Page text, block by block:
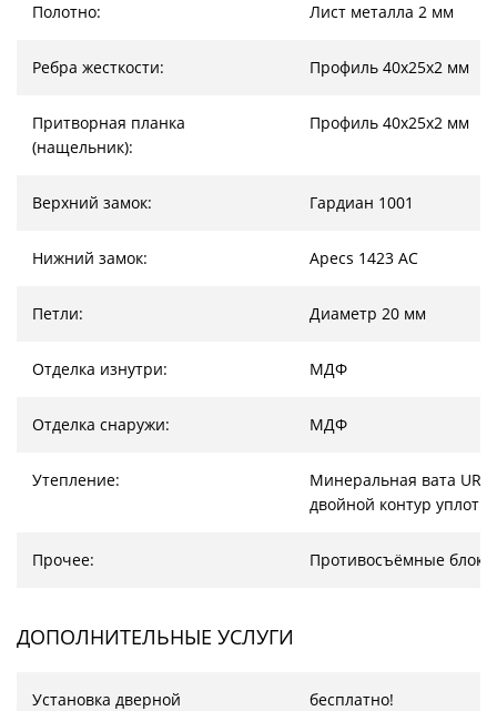
Полотно: Лист металла 2 мм
Ребра жесткости: Профиль 40х25х2 мм
Притворная планка
(нащельник):
Профиль 40х25х2 мм
Верхний замок: Гардиан 1001
Нижний замок: Apecs 1423 AC
Петли: Диаметр 20 мм
Отделка изнутри: МДФ
Отделка снаружи: МДФ
Утепление:
Минеральная вата
двойной контур
Прочее: Противосъёмные
ДОПОЛНИТЕЛЬНЫЕ УСЛУГИ
Установка дверной
бесплатно!